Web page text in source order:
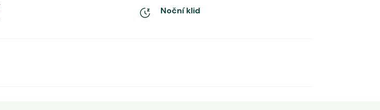
Noční klid